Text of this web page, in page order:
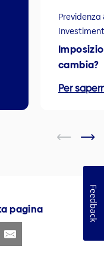
Previdenza
cambia?
Per
pagina Feedback